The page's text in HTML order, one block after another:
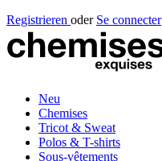
Registrieren oder Se connecter
Neu
Chemises
Tricot & Sweat
Polos & T-shirts
Sous-vêtements